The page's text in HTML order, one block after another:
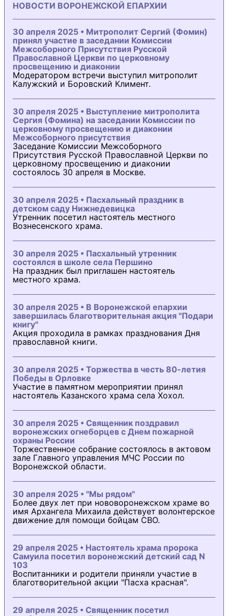
НОВОСТИ ВОРОНЕЖСКОЙ ЕПАРХИИ
30 апреля 2025 • Митрополит Сергий (Фомин)
принял участие в заседании Комиссии
Межсоборного Присутствия Русской
Православной Церкви по церковному
просвещению и диаконии
Модератором встречи выступил митрополит
Калужский и Боровский Климент.
30 апреля 2025 • Выступление митрополита
Сергия (Фомина) на заседании Комиссии по
церковному просвещению и диаконии
Межсоборного присутствия
Заседание Комиссии Межсоборного
Присутствия Русской Православной Церкви по
церковному просвещению и диаконии
состоялось 30 апреля в Москве.
30 апреля 2025 • Пасхальный праздник в
детском саду Нижнедевицка
Утренник посетил настоятель местного
Вознесенского храма.
30 апреля 2025 • Пасхальный утренник
состоялся в школе села Першино
На праздник был приглашен настоятель
местного храма.
30 апреля 2025 • В Воронежской епархии
завершилась благотворительная акция "Подари
книгу"
Акция проходила в рамках празднования Дня
православной книги.
30 апреля 2025 • Торжества в честь 80-летия
Победы в Орловке
Участие в памятном мероприятии принял
настоятель Казанского храма села Хохол.
30 апреля 2025 • Священник поздравил
воронежских огнеборцев с Днем пожарной
охраны России
Торжественное собрание состоялось в актовом
зале Главного управления МЧС России по
Воронежской области.
30 апреля 2025 • "Мы рядом"
Более двух лет при нововоронежском храме во
имя Архангела Михаила действует волонтерское
движение для помощи бойцам СВО.
29 апреля 2025 • Настоятель храма пророка
Самуила посетил воронежский детский сад N
103
Воспитанники и родители приняли участие в
благотворительной акции "Пасха красная".
29 апреля 2025 • Священник посетил